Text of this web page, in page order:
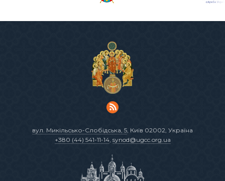
вул. Микільсько-Слобідська, 5, Київ 02002, Україна
+380 (44) 541-11-14, synod@ugcc.org.ua